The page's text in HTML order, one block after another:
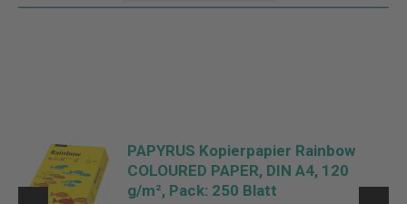
PAPYRUS Kopierpapier Rainbow
COLOURED PAPER, DIN A4, 120
g/m², Pack: 250 Blatt